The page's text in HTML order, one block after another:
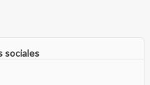
sociales